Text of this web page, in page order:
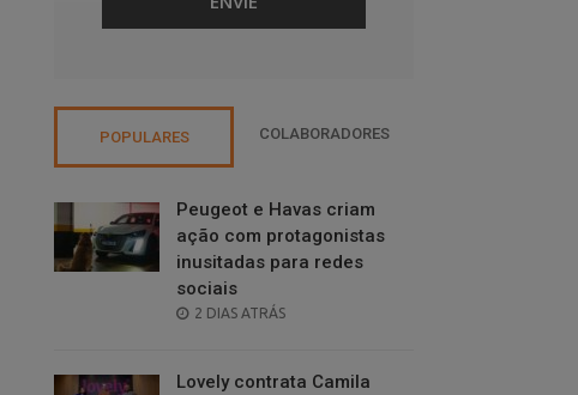
POPULARES COLABORADORES
Peugeot e Havas criam
ação com protagonistas
inusitadas para redes
sociais
POSTED
2 DIAS ATRÁS
Lovely contrata Camila